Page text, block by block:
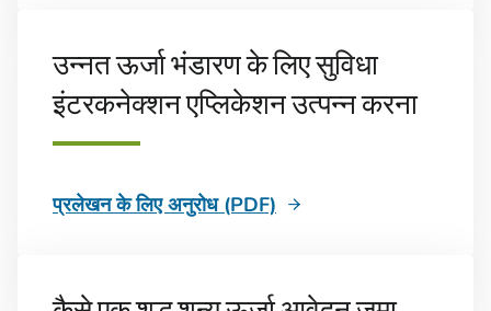
उन्नत ऊर्जा भंडारण के लिए सुविधा
इंटरकनेक्शन एप्लिकेशन उत्पन्न करना
प्रलेखन के लिए अनुरोध (PDF)